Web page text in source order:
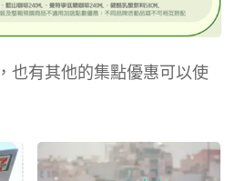
也有其他的集點優惠可以使